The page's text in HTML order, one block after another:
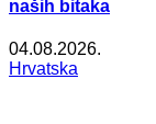
naših bitaka
04.08.2026.
Hrvatska